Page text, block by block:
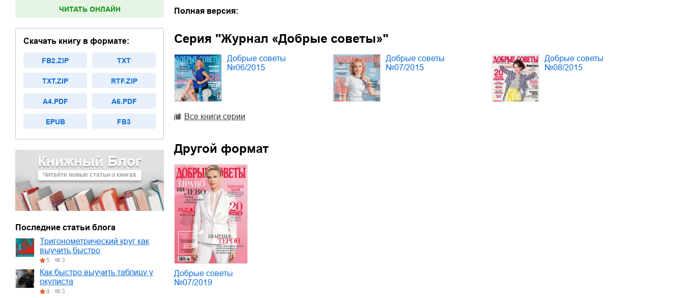
ЧИТАТЬ ОНЛАЙН
Скачать книгу в формате:
FB2.ZIP TXT
TXT.ZIP RTF.ZIP
A4.PDF A6.PDF
EPUB FB3
Книжный Блог
Читайте новые статьи о книгах
Последние статьи блога
Тригонометрический круг как
выучить быстро
5 3
Как быстро выучить таблицу у
окулиста
4 3
Полная версия:
Серия "Журнал «Добрые советы»"
Добрые советы
№06/2015
Добрые советы
№07/2015
Добрые советы
№08/2015
Все книги серии
Другой формат
Добрые советы
№07/2019